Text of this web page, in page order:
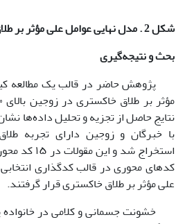
شکل 2 .مدل نهایی عوامل علی مؤثر بر
بحث و نتیجه‌گیری
پژوهش حاضر در قالب یک مطالعه
نتایج حاصل از تجزیه و تحلیل داده‌ها
استخراج شد
کدهای محوری در قالب کدگذاری
علی مؤثر بر طلاق خاکستری قرار گرفتند.
خشونت جسمانی و کلامی در خانواده